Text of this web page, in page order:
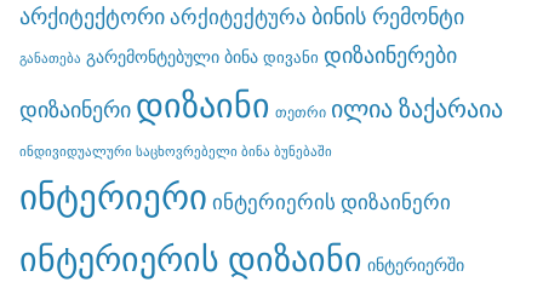
არქიტექტორიარქიტექტურა ბინის რემონტი
განათება გარემონტებული ბინა დივანი დიზაინერები
დიზაინერი დიზაინი თეთრი ილია ზაქარაია
ინდივიდუალური საცხოვრებელი ბინა ბუნებაში
ინტერიერი ინტერიერის დიზაინერი
ინტერიერის დიზაინი ინტერიერში